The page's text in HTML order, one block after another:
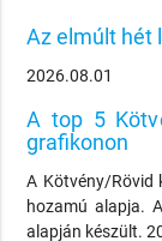
Az elmúlt hét
2026.08.01
A top 5
grafikonon
A Kötvény/Rövid
hozamú alapja.
alapján készült.